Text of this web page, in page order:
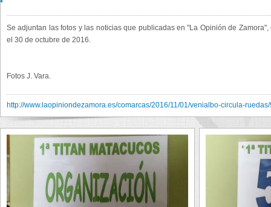
Se adjuntan las fotos y las noticias que publicadas en "La Opinión de
el 30 de octubre de 2016.
Fotos J. Vara.
http://www.laopiniondezamora.es/comarcas/2016/11/01/venialbo-circula-